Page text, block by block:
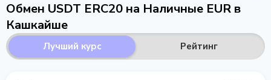
Обмен USDT ERC20 на Наличные EUR в
Кашкайше
Лучший курс Рейтинг